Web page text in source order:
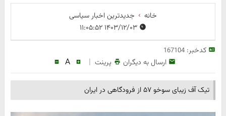
خانه
جدیدترین اخبار سیاسی
۱۴۰۳/۱۲/۰۳ ۱۱:۰۵:۵۲
کدخبر:167104
ارسال به دیگران پرینت |
A
تیک آف زیبای سوخو ۵۷ از فرودگاهی در ایران